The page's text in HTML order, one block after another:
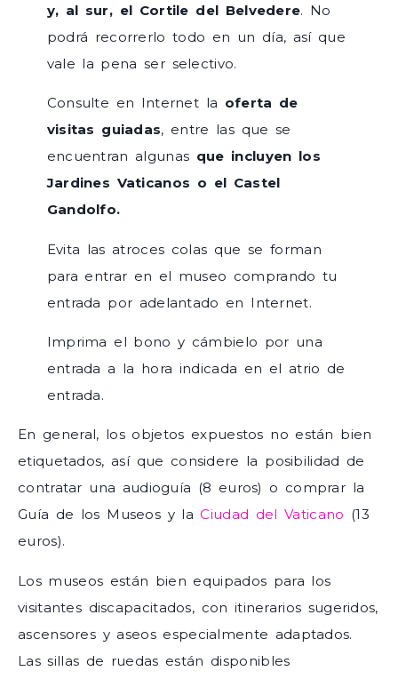
y, al sur, el Cortile del Belvedere. No
podrá recorrerlo todo en un día, así que
vale la pena ser selectivo.
Consulte en Internet la oferta de
visitas guiadas, entre las que se
encuentran algunas que incluyen los
Jardines Vaticanos o el Castel
Gandolfo.
Evita las atroces colas que se forman
para entrar en el museo comprando tu
entrada por adelantado en Internet.
Imprima el bono y cámbielo por una
entrada a la hora indicada en el atrio de
entrada.
En general, los objetos expuestos no están bien
etiquetados, así que considere la posibilidad de
contratar una audioguía (8 euros) o comprar la
Guía de los Museos y laCiudad del Vaticano (13
euros).
Los museos están bien equipados para los
visitantes discapacitados, con itinerarios sugeridos,
ascensores y aseos especialmente adaptados.
Las sillas de ruedas están disponibles